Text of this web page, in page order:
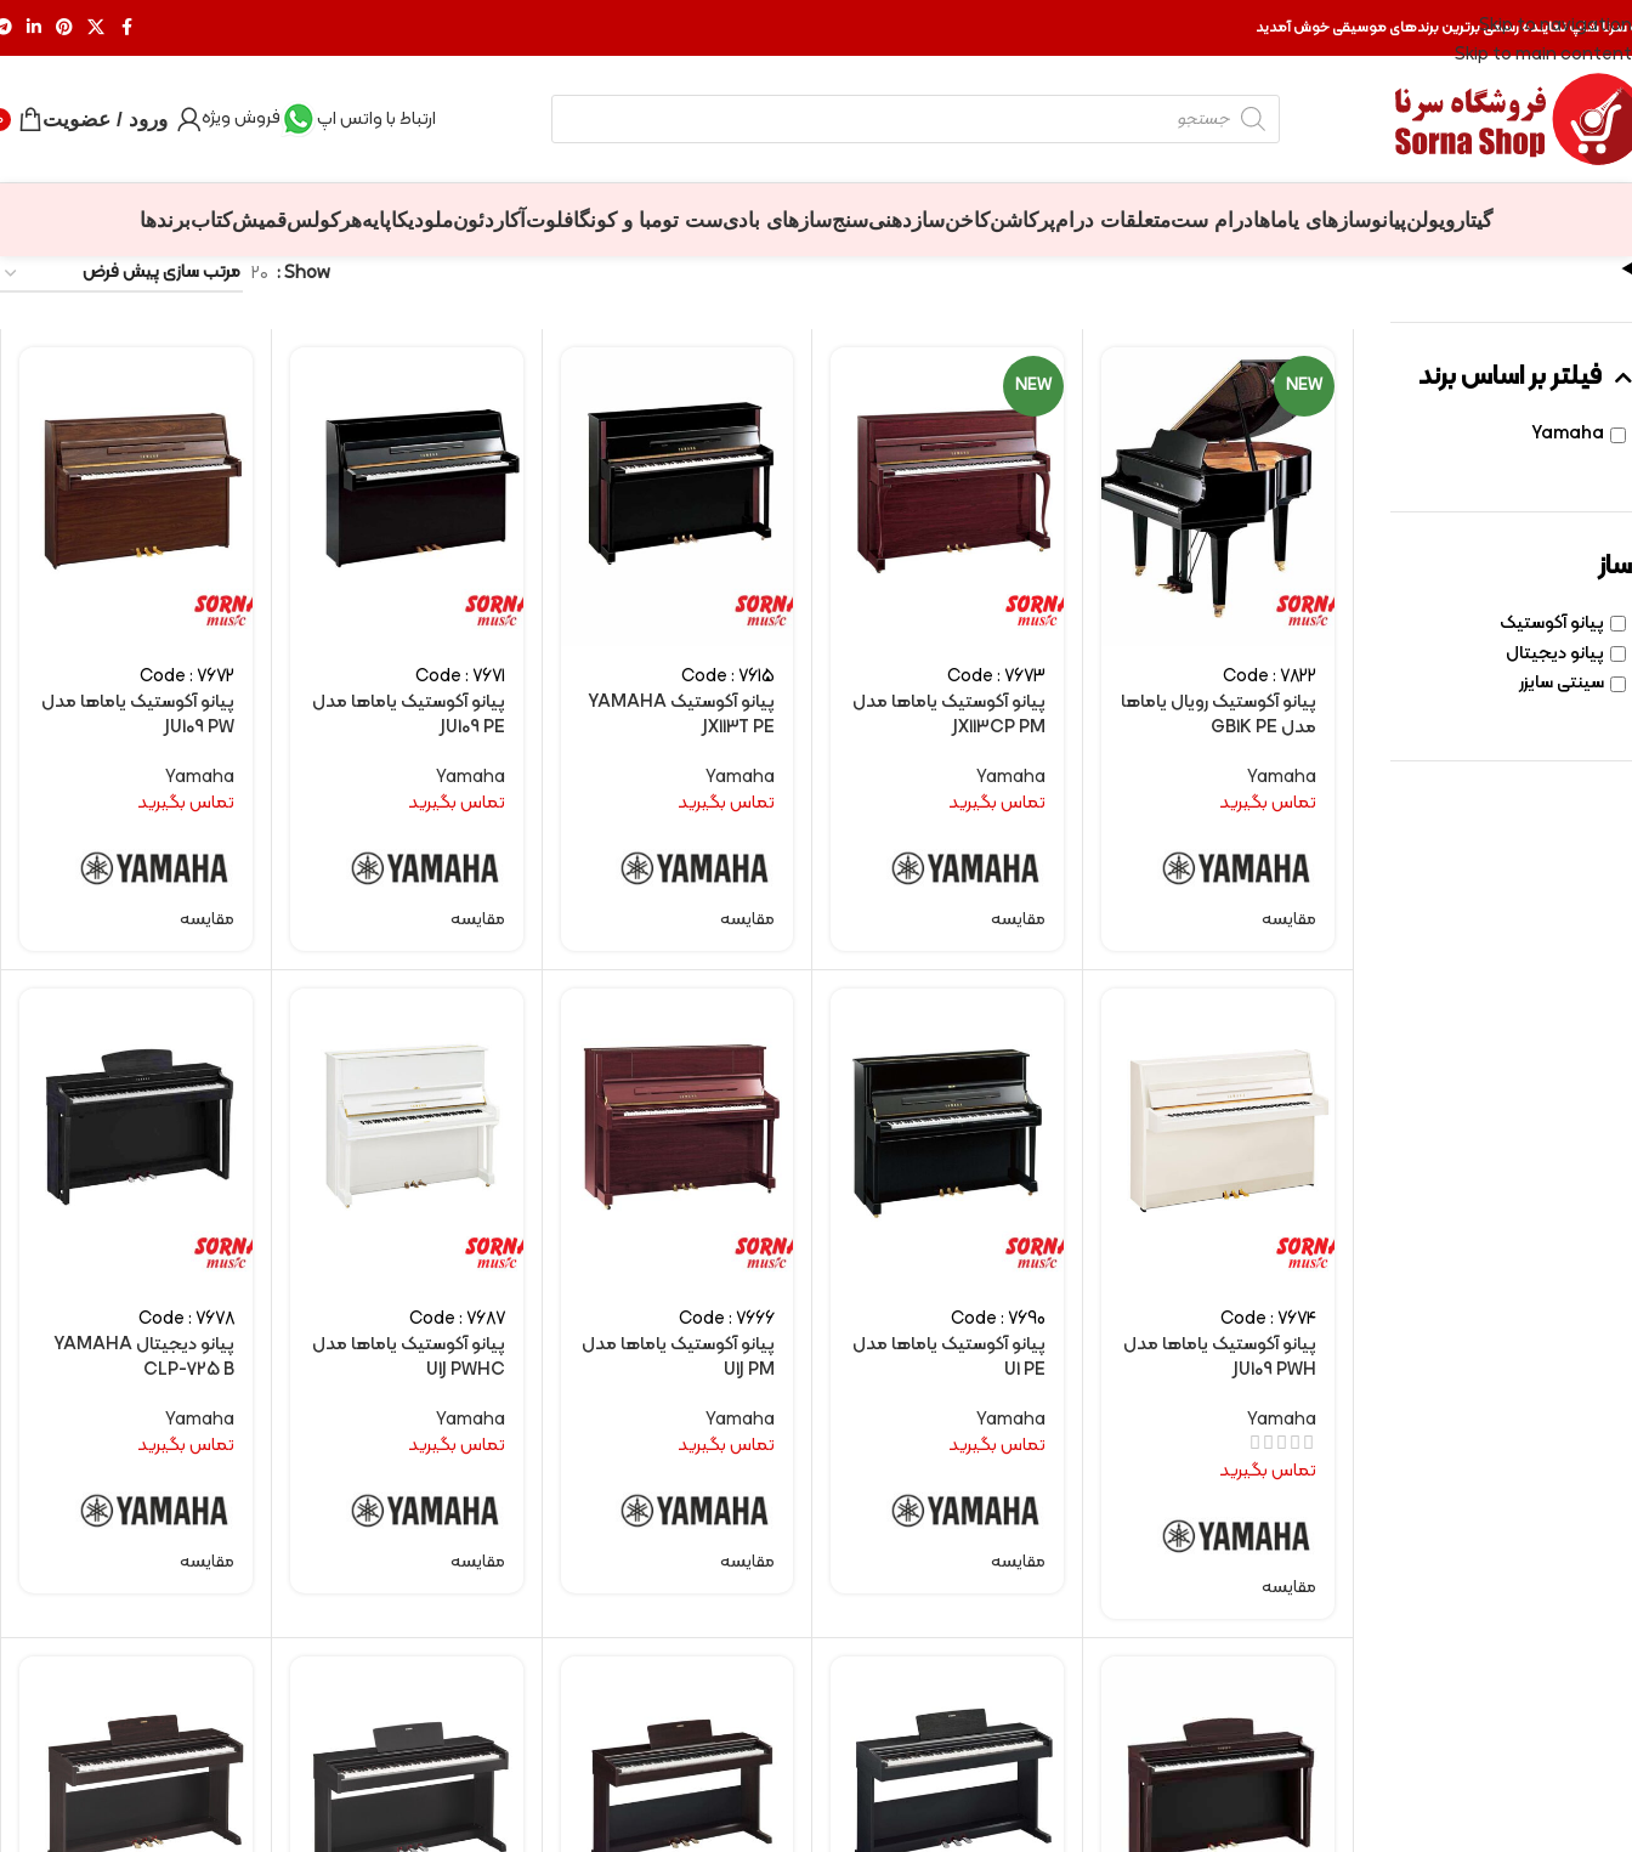
Skip to navigation
Skip to main content
سرنا شاپ نماینده رسمی برترین برندهای موسیقی خوش آمدید
ارتباط با واتس اپ فروش ویژه ورود / عضویت
گیتار ویولنپیانوسازهای یاماهادرام ستمتعلقات درامپرکاشنکاخنسازدهنیسنجسازهای بادیست تومبا و کونگافلوت آکاردئونملودیکاپایههرکولسقمیشکتاببرندها
فیلتر بر اساس برند
Yamaha
ساز
پیانو آکوستیک
پیانو دیجیتال
سینتی سایزر
Show ۲۰
NEW
Code : 7822
پیانو آکوستیک رویال یاماها
مدل GB1K PE
Yamaha
تماس بگیرید
مقایسه
NEW
Code : 7673
پیانو آکوستیک یاماها مدل
JX113CP PM
Yamaha
تماس بگیرید
مقایسه
Code : 7615
پیانو آکوستیک YAMAHA
JX113T PE
Yamaha
تماس بگیرید
مقایسه
Code : 7671
پیانو آکوستیک یاماها مدل
JU109 PE
Yamaha
تماس بگیرید
مقایسه
Code : 7672
پیانو آکوستیک یاماها مدل
JU109 PW
Yamaha
تماس بگیرید
مقایسه
Code : 7674
پیانو آکوستیک یاماها مدل
JU109 PWH
Yamaha
تماس بگیرید
مقایسه
Code : 7690
پیانو آکوستیک یاماها مدل
U1 PE
Yamaha
تماس بگیرید
مقایسه
Code : 7666
پیانو آکوستیک یاماها مدل
U1J PM
Yamaha
تماس بگیرید
مقایسه
Code : 7687
پیانو آکوستیک یاماها مدل
U1J PWHC
Yamaha
تماس بگیرید
مقایسه
Code : 7678
پیانو دیجیتال YAMAHA
CLP-725 B
Yamaha
تماس بگیرید
مقایسه